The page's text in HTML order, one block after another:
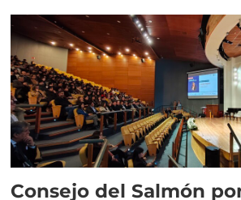
Consejo del Salmón